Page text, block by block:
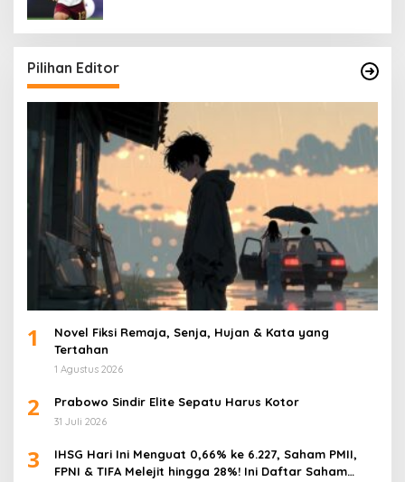
Pilihan Editor
1
Novel Fiksi Remaja, Senja, Hujan & Kata yang
Tertahan
1 Agustus 2026
2 Prabowo Sindir Elite Sepatu Harus Kotor
31 Juli 2026
3
IHSG Hari Ini Menguat 0,66% ke 6.227, Saham PMII,
FPNI & TIFA Melejit hingga 28%! Ini Daftar Saham